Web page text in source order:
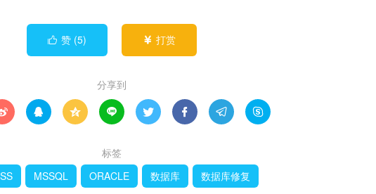
 赞 (5)  打赏
分享到
      
标签
MSSQL ORACLE 数据库 数据库修复